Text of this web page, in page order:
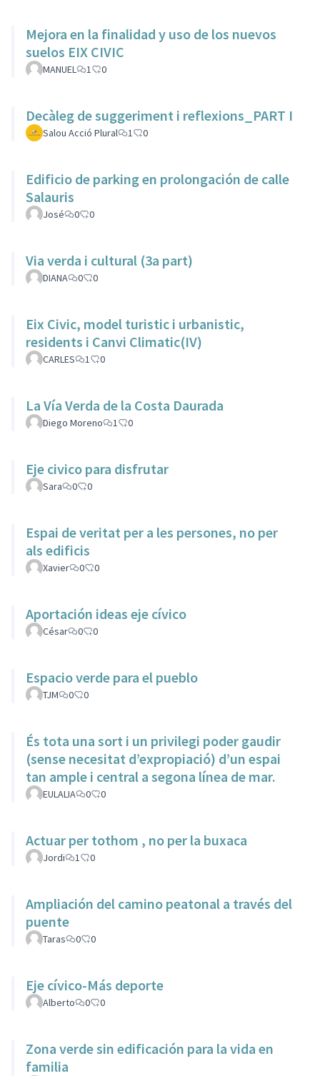
Mejora en la finalidad y uso de los nuevos
suelos EIX CIVIC
MANUEL 1 0
Decàleg de suggeriment i reflexions_PART I
Salou Acció Plural 1 0
Edificio de parking en prolongación de calle
Salauris
José 0 0
Via verda i cultural (3a part)
DIANA 0 0
Eix Civic, model turistic i urbanistic,
residents i Canvi Climatic(IV)
CARLES 1 0
La Vía Verda de la Costa Daurada
Diego Moreno 1 0
Eje civico para disfrutar
Sara 0 0
Espai de veritat per a les persones, no per
als edificis
Xavier 0 0
Aportación ideas eje cívico
César 0 0
Espacio verde para el pueblo
TJM 0 0
És tota una sort i un privilegi poder gaudir
(sense necesitat d’expropiació) d’un espai
tan ample i central a segona línea de mar.
EULALIA 0 0
Actuar per tothom , no per la buxaca
Jordi 1 0
Ampliación del camino peatonal a través del
puente
Taras 0 0
Eje cívico-Más deporte
Alberto 0 0
Zona verde sin edificación para la vida en
familia